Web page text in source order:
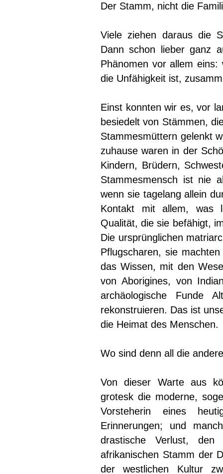
Der Stamm, nicht die
Viele ziehen daraus die
Dann schon lieber ganz
Phänomen vor allem
die Unfähigkeit ist,
Einst konnten wir es, vor
besiedelt von Stämmen,
Stammesmüttern gelenkt
zuhause waren in der
Kindern, Brüdern,
Stammesmensch ist nie
wenn sie tagelang allein
Kontakt mit allem, was
Qualität, die sie befähigt,
Die ursprünglichen
Pflugscharen, sie
das Wissen, mit den
von Aborigines, von
archäologische Funde
rekonstruieren. Das ist
die Heimat des Menschen.
Wo sind denn all die
Von dieser Warte aus
grotesk die moderne,
Vorsteherin eines
Erinnerungen; und
drastische Verlust,
afrikanischen Stamm der
der westlichen Kultur